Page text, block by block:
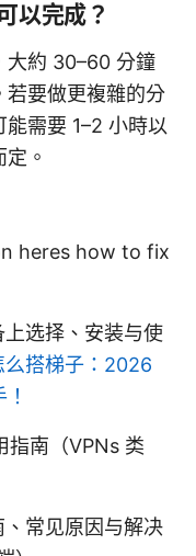
以完成？
大約 30–60 分鐘
若要做更複雜的分
需要 1–2 小時以
。
heres how to fix
选择、安装与使
么搭梯子：2026
指南（VPNs 类
常见原因与解决